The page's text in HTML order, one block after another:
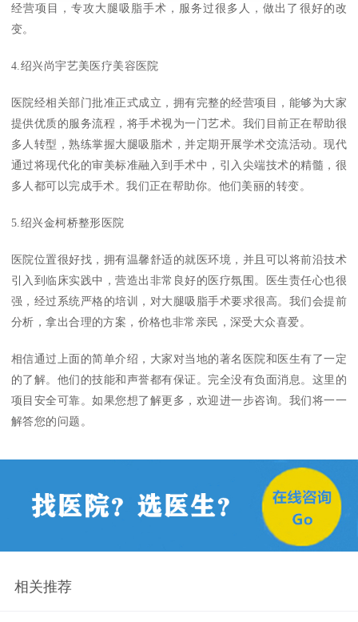
经营项目，专攻大腿吸脂手术，服务过很多人，做出了很好的改
变。
4.绍兴尚宇艺美医疗美容医院
医院经相关部门批准正式成立，拥有完整的经营项目，能够为大家
提供优质的服务流程，将手术视为一门艺术。我们目前正在帮助很
多人转型，熟练掌握大腿吸脂术，并定期开展学术交流活动。现代
通过将现代化的审美标准融入到手术中，引入尖端技术的精髓，很
多人都可以完成手术。我们正在帮助你。他们美丽的转变。
5.绍兴金柯桥整形医院
医院位置很好找，拥有温馨舒适的就医环境，并且可以将前沿技术
引入到临床实践中，营造出非常良好的医疗氛围。医生责任心也很
强，经过系统严格的培训，对大腿吸脂手术要求很高。我们会提前
分析，拿出合理的方案，价格也非常亲民，深受大众喜爱。
相信通过上面的简单介绍，大家对当地的著名医院和医生有了一定
的了解。他们的技能和声誉都有保证。完全没有负面消息。这里的
项目安全可靠。如果您想了解更多，欢迎进一步咨询。我们将一一
解答您的问题。
相关推荐